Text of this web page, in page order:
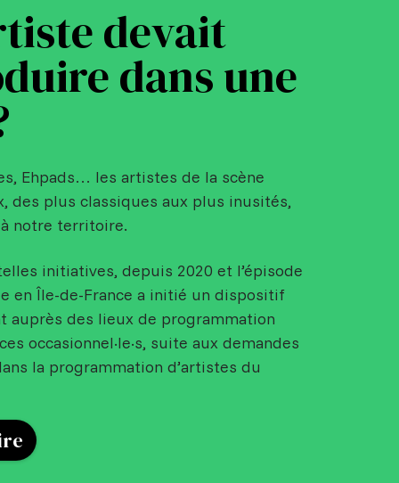
devait
dans une
Ehpads… les artistes de la scène
plus classiques aux plus inusités,
notre territoire.
initiatives, depuis 2020 et l’épisode
en Île-de-France a initié un dispositif
auprès des lieux de programmation
occasionnel·le·s, suite aux demandes
la programmation d’artistes du